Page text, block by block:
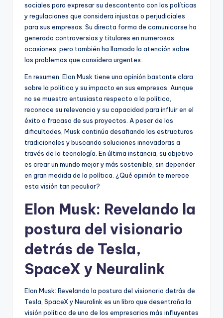
sociales para expresar su descontento con las políticas
y regulaciones que considera injustas o perjudiciales
para sus empresas. Su directa forma de comunicarse ha
generado controversias y titulares en numerosas
ocasiones, pero también ha llamado la atención sobre
los problemas que considera urgentes.
En resumen, Elon Musk tiene una opinión bastante clara
sobre la política y su impacto en sus empresas. Aunque
no se muestra entusiasta respecto a la política,
reconoce su relevancia y su capacidad para influir en el
éxito o fracaso de sus proyectos. A pesar de las
dificultades, Musk continúa desafiando las estructuras
tradicionales y buscando soluciones innovadoras a
través de la tecnología. En última instancia, su objetivo
es crear un mundo mejor y más sostenible, sin depender
en gran medida de la política. ¿Qué opinión te merece
esta visión tan peculiar?
Elon Musk: Revelando la
postura del visionario
detrás de Tesla,
SpaceX y Neuralink
Elon Musk: Revelando la postura del visionario detrás de
Tesla, SpaceX y Neuralink es un libro que desentraña la
visión política de uno de los empresarios más influyentes